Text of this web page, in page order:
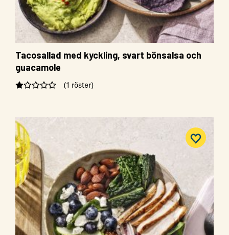
Tacosallad med kyckling, svart bönsalsa och
guacamole
(1 röster)